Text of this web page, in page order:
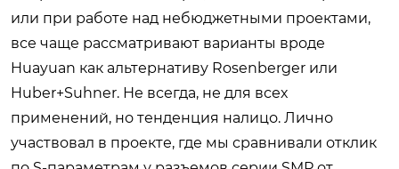
или при работе над небюджетными проектами,
все чаще рассматривают варианты вроде
Huayuan как альтернативу Rosenberger или
Huber+Suhner. Не всегда, не для всех
применений, но тенденция налицо. Лично
участвовал в проекте, где мы сравнивали отклик